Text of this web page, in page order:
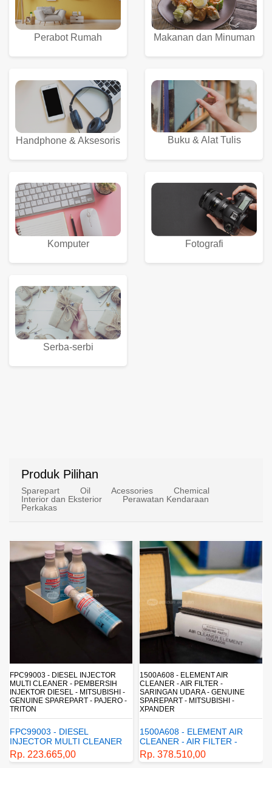
Perabot Rumah Makanan dan Minuman
Handphone & Aksesoris Buku & Alat Tulis
Komputer Fotografi
Serba-serbi
Produk Pilihan
Sparepart Oil Acessories
Chemical
Interior dan Eksterior
Perawatan Kendaraan
Perkakas
FPC99003 - DIESEL INJECTOR
MULTI CLEANER - PEMBERSIH
INJEKTOR DIESEL - MITSUBISHI -
GENUINE SPAREPART - PAJERO -
TRITON
FPC99003 - DIESEL
INJECTOR MULTI CLEANER
- PEMBERSIH INJEKTOR
DIESEL - MITSUBISHI -
Rp. 223.665,00
1500A608 - ELEMENT AIR
CLEANER - AIR FILTER -
SARINGAN UDARA - GENUINE
SPAREPART - MITSUBISHI -
XPANDER
1500A608 - ELEMENT AIR
CLEANER - AIR FILTER -
SARINGAN UDARA -
GENUINE SPAREPART -
Rp. 378.510,00